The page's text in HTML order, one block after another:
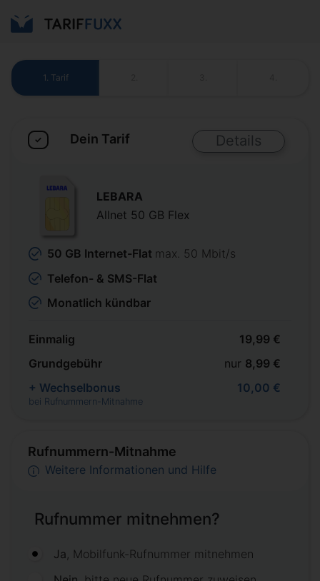
1. Tarif
Rufnummern-Mitnahme
Weitere Informationen und Hilfe
Rufnummer mitnehmen?
Ja , Mobilfunk-Rufnummer mitnehmen
✓ Dein Tarif Details
LEBARA
Allnet 50 GB Flex
50 GB Internet-Flat max. 50 Mbit/s
Telefon- & SMS-Flat
Monatlich kündbar
Einmalig
19,99 €
Grundgebühr
nur 8,99 €
+ Wechselbonus
bei Rufnummern-Mitnahme
10,00 €